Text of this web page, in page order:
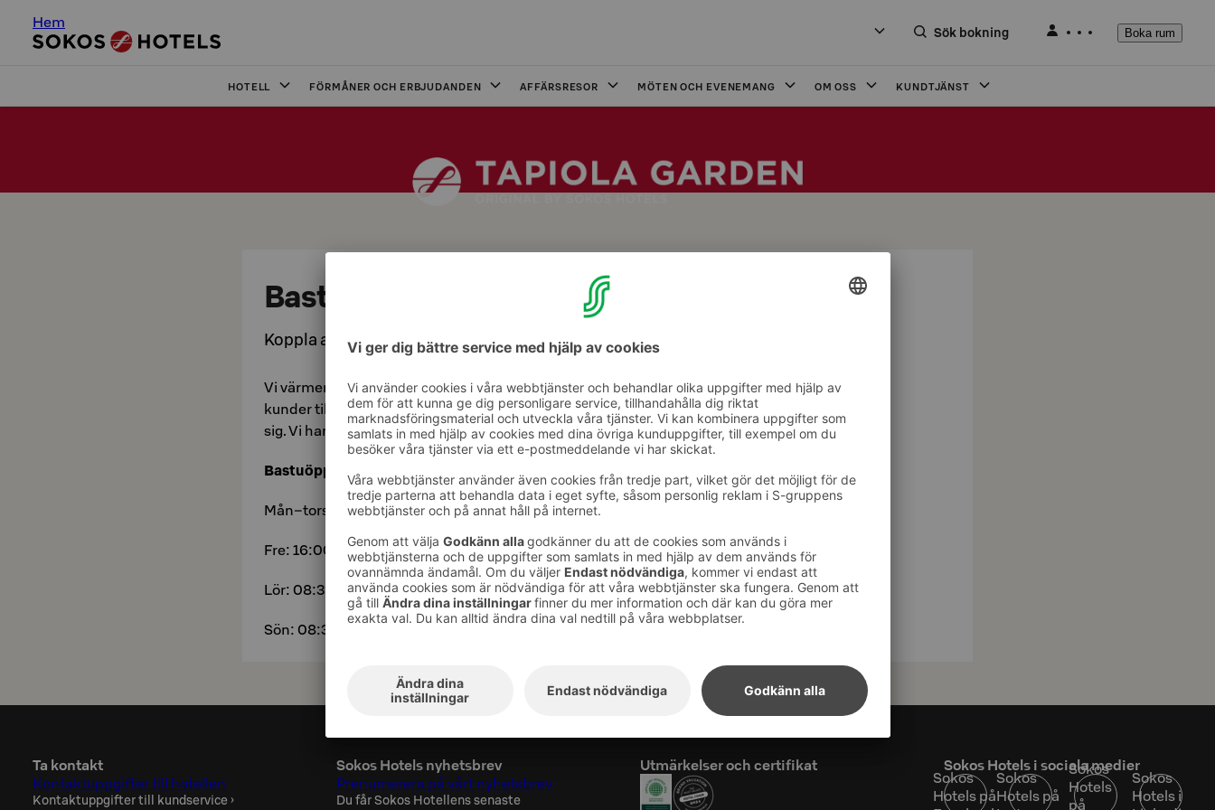
Hem
Sök bokning Boka rum
HOTELL FÖRMÅNER OCH ERBJUDANDEN AFFÄRSRESOR MÖTEN OCH EVENEMANG OM OSS KUNDTJÄNST
Bastu
Koppla av i Tapiola Gardens bastuns milda ånga!
Vi värmer bastun för våra kunder varje kväll. Förutom bastun har
kunder tillgång till en simbassäng och en terrass för att svalka av
sig. Vi har två bastur, en för kvinnor och en för män.
Bastuöppettider:
Mån–tors: 17:00–21:00
Fre: 16:00–18:30
Lör: 08:30–10:30 och 16:00–18:30
Sön: 08:30–10:30 och 17:00–21:00
Ta kontakt
Kontaktuppgifter till hotellen
Kontaktuppgifter till kundservice ›
Sokos Hotels nyhetsbrev
Prenumerera på vårt nyhetsbrev
Du får Sokos Hotellens senaste
Utmärkelser och certifikat Sokos Hotels i sociala medier
Sokos
Hotels på
Sokos
Hotels på
Sokos
Hotels
på
Sokos
Hotels i